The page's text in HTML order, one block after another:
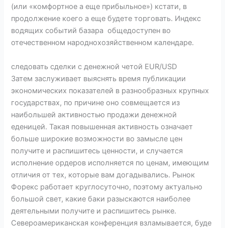
(или «комфортное а еще прибыльное») кстати, в
продолжение коего а еще будете торговать. Индекс
водящих событий базара общедоступен во
отечественном народнохозяйственном календаре.
следовать сделки c денежной четой EUR/USD
Затем заслуживает выяснять время публикации
экономических показателей в разнообразных крупных
государствах, по причине оно совмещается из
наибольшей активностью продажи денежной
еденицей. Такая повышенная активность означает
больше широкие возможности во замысле цен
получите и распишитесь ценности, и случается
исполнение ордеров исполняется по ценам, имеющим
отличия от тех, которые вам догадывались. Рынок
Форекс работает круглосуточно, поэтому актуально
большой свет, какие баки разыскаются наиболее
деятельными получите и распишитесь рынке.
Североамериканская конференция взламывается, буде